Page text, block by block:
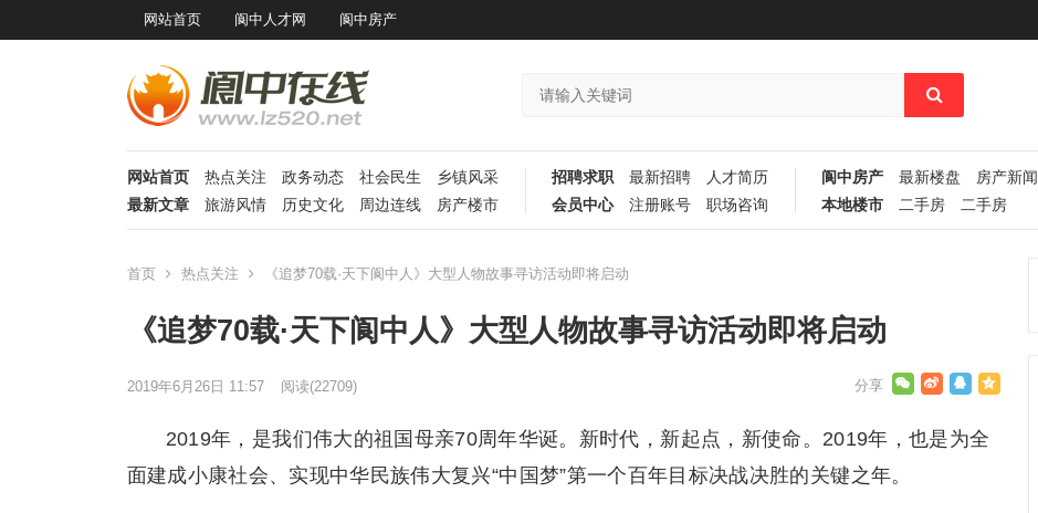
网站首页 阆中人才网 阆中房产
网站首页 热点关注 政务动态 社会民生
乡镇风采
最新文章
旅游风情 历史文化 周边连线 房产楼市
招聘求职 最新招聘
人才简历
会员中心
注册账号 职场咨询
阆中房产 最新楼盘
房产新闻
本地楼市
二手房 二手房
首页 热点关注 《追梦70载·天下阆中人》大型人物故事寻访活动即将启动
《追梦70载·天下阆中人》大型人物故事寻访活动即将启动
2019年6月26日 11:57 阅读(22709)
2019年，是我们伟大的祖国母亲70周年华诞。新时代，新起点，新使命。2019年，也是为全
面建成小康社会、实现中华民族伟大复兴“中国梦”第一个百年目标决战决胜的关键之年。